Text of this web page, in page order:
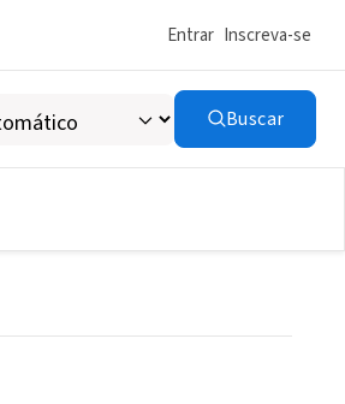
Entrar Inscreva-se
Buscar